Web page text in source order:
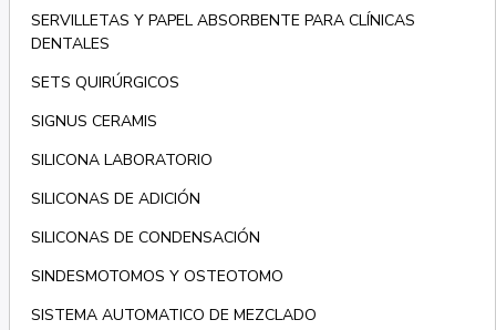
SERVILLETAS Y PAPEL ABSORBENTE PARA CLÍNICAS
DENTALES
SETS QUIRÚRGICOS
SIGNUS CERAMIS
SILICONA LABORATORIO
SILICONAS DE ADICIÓN
SILICONAS DE CONDENSACIÓN
SINDESMOTOMOS Y OSTEOTOMO
SISTEMA AUTOMATICO DE MEZCLADO